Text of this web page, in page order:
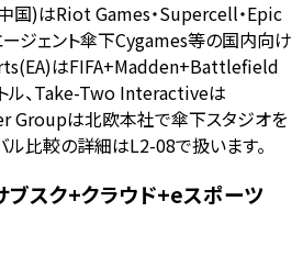
国)はRiot Games・Supercell・Epic
ジェント傘下Cygames等の国内向け
はFIFA+Madden+Battlefield
ル、Take-Two Interactiveは
Groupは北欧本社で傘下スタジオを
ル比較の詳細はL2-08で扱います。
スク+クラウド+eスポーツ